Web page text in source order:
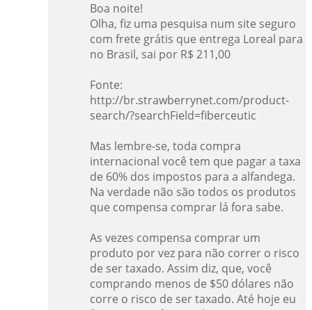
Boa noite!
Olha, fiz uma pesquisa num site seguro
com frete grátis que entrega Loreal para
no Brasil, sai por R$ 211,00
Fonte:
http://br.strawberrynet.com/product-
search/?searchField=fiberceutic
Mas lembre-se, toda compra
internacional você tem que pagar a taxa
de 60% dos impostos para a alfandega.
Na verdade não são todos os produtos
que compensa comprar lá fora sabe.
As vezes compensa comprar um
produto por vez para não correr o risco
de ser taxado. Assim diz, que, você
comprando menos de $50 dólares não
corre o risco de ser taxado. Até hoje eu